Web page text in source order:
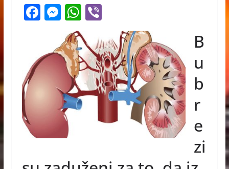
F
e
b
o
k
M
e
ss
e
n
g
er
W
h
at
s
A
p
p
Vi
er
B
u
b
r
e
zi